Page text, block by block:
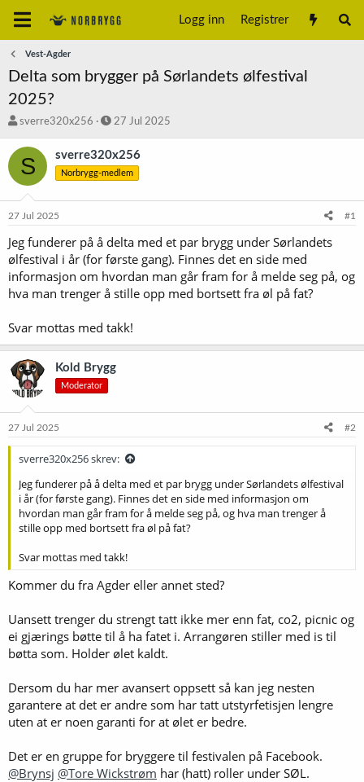
Logg inn Registrer
Vest-Agder
Delta som brygger på Sørlandets ølfestival
2025?
T
å
d
t
e
r
sverre320x256
S
a
r
t
o
27 Jul 2025
S sverre320x256
Norbrygg-medlem
27 Jul 2025 #1
Jeg funderer på å delta med et par brygg under Sørlandets
ølfestival i år (for første gang). Finnes det en side med
informasjon om hvordan man går fram for å melde seg på, og
hva man trenger å stille opp med bortsett fra øl på fat?
Svar mottas med takk!
Kold Brygg
Moderator
27 Jul 2025 #2
sverre320x256 skrev:
Jeg funderer på å delta med et par brygg under Sørlandets ølfestival
i år (for første gang). Finnes det en side med informasjon om
hvordan man går fram for å melde seg på, og hva man trenger å
stille opp med bortsett fra øl på fat?
Svar mottas med takk!
Kommer du fra Agder eller annet sted?
Uansett trenger du strengt tatt ikke mer enn fat, co2, picnic og
ei gjærings bøtte til å ha fatet i. Arrangøren stiller med is til
bøtta som. Holder ølet kaldt.
Dersom du har mer avansert oppsett så kan jeg nesten
garantere at det er andre som har tatt utstyrfetisjen lengre
uten at er noen garanti for at ølet er bedre.
Det er en gruppe for bryggere til festivalen på Facebook.
@Brynsj @Tore Wickstrøm har (hatt) roller under SØL.